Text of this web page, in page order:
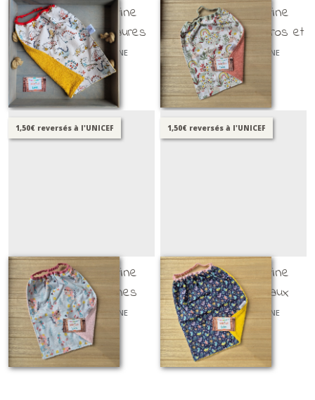
Serviette de cantine
élastiquée - dinosaures
modèle 1
SERVIETTES DE CANTINE
ÉLASTIQUÉES
19€95
Serviette de cantine
élastiquée - rhinocéros et
éléphants
SERVIETTES DE CANTINE
ÉLASTIQUÉES
19€95
1,50€ reversés à l'UNICEF
Serviette de cantine
élastiquée - sirènes
SERVIETTES DE CANTINE
ÉLASTIQUÉES
19€95
1,50€ reversés à l'UNICEF
Serviette de cantine
élastiquée - oiseaux
SERVIETTES DE CANTINE
ÉLASTIQUÉES
19€ 95